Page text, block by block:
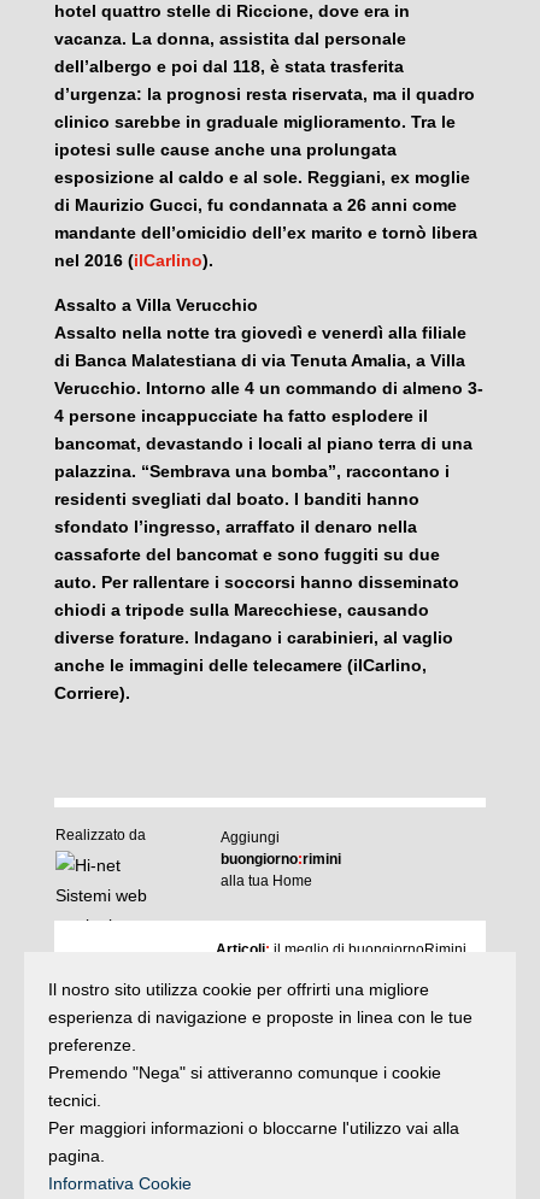
hotel quattro stelle di Riccione, dove era in
vacanza. La donna, assistita dal personale
dell’albergo e poi dal 118, è stata trasferita
d’urgenza: la prognosi resta riservata, ma il quadro
clinico sarebbe in graduale miglioramento. Tra le
ipotesi sulle cause anche una prolungata
esposizione al caldo e al sole. Reggiani, ex moglie
di Maurizio Gucci, fu condannata a 26 anni come
mandante dell’omicidio dell’ex marito e tornò libera
nel 2016 (ilCarlino).
Assalto a Villa Verucchio
Assalto nella notte tra giovedì e venerdì alla filiale
di Banca Malatestiana di via Tenuta Amalia, a Villa
Verucchio. Intorno alle 4 un commando di almeno 3-
4 persone incappucciate ha fatto esplodere il
bancomat, devastando i locali al piano terra di una
palazzina. “Sembrava una bomba”, raccontano i
residenti svegliati dal boato. I banditi hanno
sfondato l’ingresso, arraffato il denaro nella
cassaforte del bancomat e sono fuggiti su due
auto. Per rallentare i soccorsi hanno disseminato
chiodi a tripode sulla Marecchiese, causando
diverse forature. Indagano i carabinieri, al vaglio
anche le immagini delle telecamere (ilCarlino,
Corriere).
Realizzato da
Aggiungi
buongiorno:rimini
alla tua Home
Articoli
e rubriche I Articoli: il meglio di buongiornoRimini
Agenda
gli appuntamenti del giorno
Argomenti:la storia delle notizie
quasi un rotocalco
Iscrivitialla newsletter
Il nostro sito utilizza cookie per offrirti una migliore
esperienza di navigazione e proposte in linea con le tue
preferenze.
Premendo "Nega" si attiveranno comunque i cookie
tecnici.
Per maggiori informazioni o bloccarne l'utilizzo vai alla
pagina.
Informativa Cookie